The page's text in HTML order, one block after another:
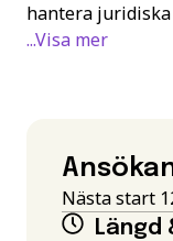
hantera juridiska
...Visa mer
Nästa start
Längd